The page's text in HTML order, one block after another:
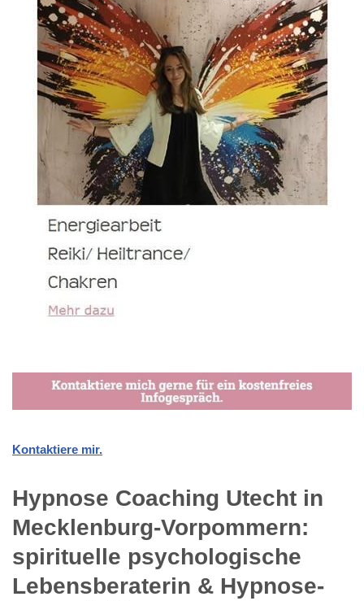
Kontaktiere mir.
Hypnose Coaching Utecht in
Mecklenburg-Vorpommern:
spirituelle psychologische
Lebensberaterin & Hypnose-